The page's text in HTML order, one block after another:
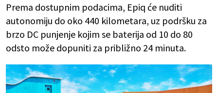
Prema dostupnim podacima, Epiq će nuditi
autonomiju do oko 440 kilometara, uz podršku za
brzo DC punjenje kojim se baterija od 10 do 80
odsto može dopuniti za približno 24 minuta.